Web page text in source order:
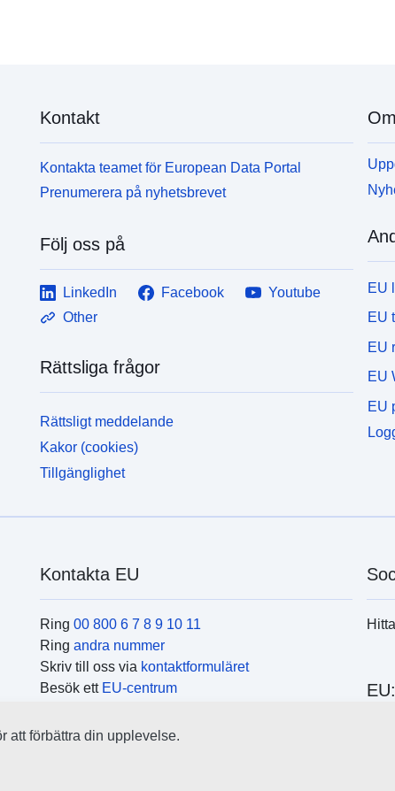
Kontakt
Kontakta teamet för European Data Portal
Prenumerera på nyhetsbrevet
Följ oss på
LinkedIn Facebook
Youtube
Other
Rättsliga frågor
Rättsligt meddelande
Kakor (cookies)
Tillgänglighet
EU
EU
EU
EU
EU
Kontakta EU
Ring 00 800 6 7 8 9 10 11
Ring andra nummer
Skriv till oss via kontaktformuläret
Besök ett EU-centrum
att förbättra din upplevelse.